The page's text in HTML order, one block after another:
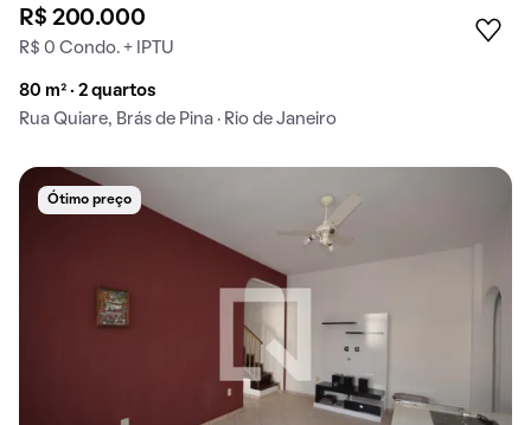
R$ 200.000
R$ 0 Condo. + IPTU
80 m² · 2 quartos
Rua Quiare, Brás de Pina · Rio de Janeiro
Ótimo preço